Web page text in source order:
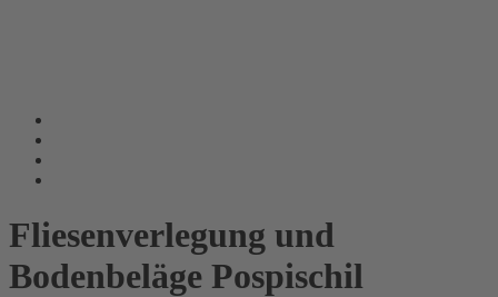
Fliesenverlegung und
Bodenbeläge Pospischil